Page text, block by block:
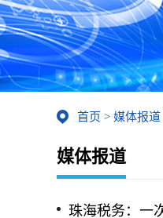
首页 > 媒体报道
媒体报道
珠海税务：一